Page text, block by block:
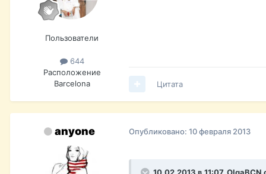
Пользователи
644
Расположение
Barcelona
Цитата
anyone Опубликовано: 10 февраля 2013